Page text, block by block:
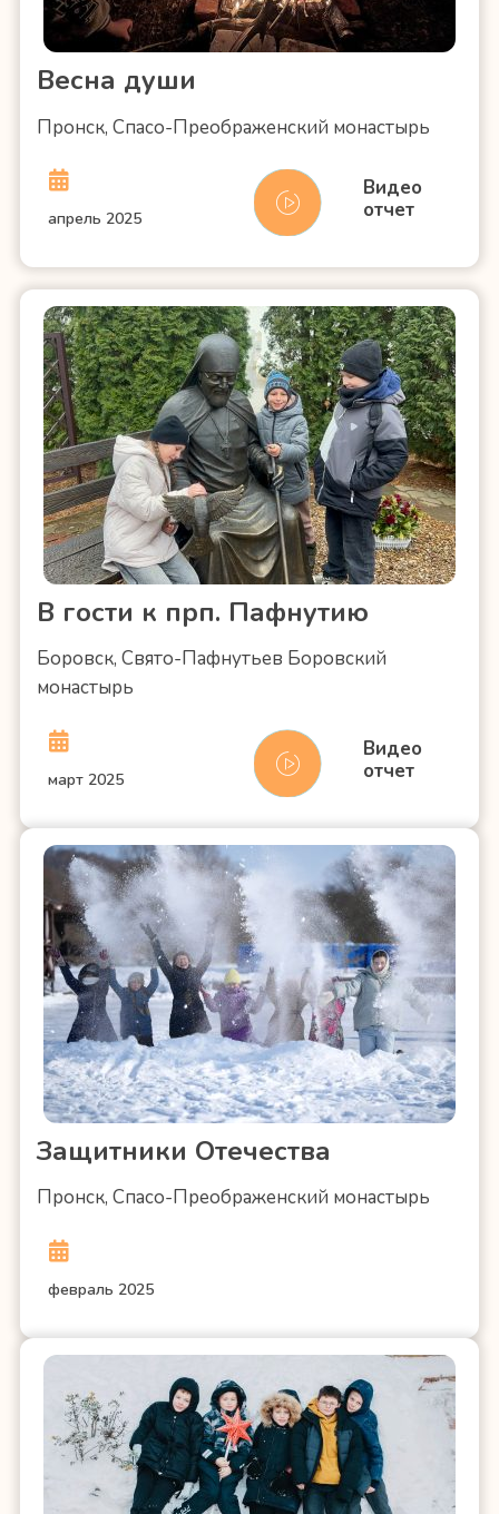
Весна души
Пронск, Спасо-Преображенский монастырь
апрель 2025
Видео
отчет
В гости к прп. Пафнутию
Боровск, Свято-Пафнутьев Боровский
монастырь
март 2025
Видео
отчет
Защитники Отечества
Пронск, Спасо-Преображенский монастырь
февраль 2025